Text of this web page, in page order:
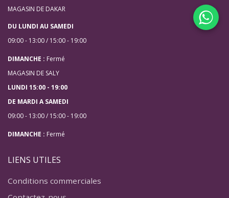
MAGASIN DE DAKAR
DU LUNDI AU SAMEDI
09:00 - 13:00 / 15:00 - 19:00
DIMANCHE : Fermé
MAGASIN DE SALY
LUNDI 15:00 - 19:00
DE MARDI A SAMEDI
09:00 - 13:00 / 15:00 - 19:00
DIMANCHE : Fermé
LIENS UTILES
Conditions commerciales